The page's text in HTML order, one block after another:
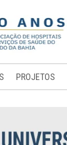
PROJETOS